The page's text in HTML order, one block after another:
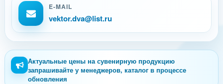
E-MAIL
vektor.dva@list.ru
Актуальные цены на сувенирную продукцию
запрашивайте у менеджеров, каталог в процессе
обновления